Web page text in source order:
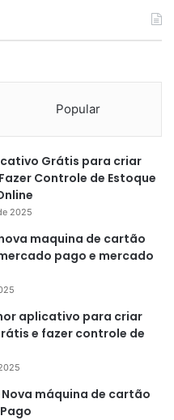
Popular
Grátis para criar
Controle de Estoque
2025
maquina de cartão
pago e mercado
aplicativo para criar
e fazer controle de
Nova máquina de cartão